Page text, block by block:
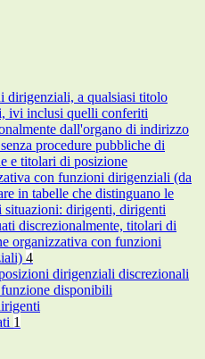
dirigenziali, a qualsiasi titolo
ivi inclusi quelli conferiti
dall'organo di indirizzo
procedure pubbliche di
e titolari di posizione
con funzioni dirigenziali (da
in tabelle che distinguano le
situazioni: dirigenti, dirigenti
discrezionalmente, titolari di
organizzativa con funzioni
4
dirigenziali discrezionali
disponibili
1